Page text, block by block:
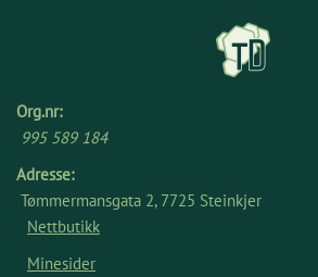
Org.nr:
995 589 184
Adresse:
Tømmermansgata 2, 7725 Steinkjer
Nettbutikk
Minesider